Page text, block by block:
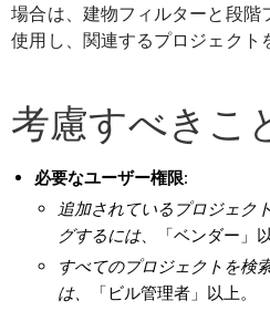
場合は、建物フィルターと段階
使用し、関連するプロジェクト
考慮すべきこ
必要なユーザー権限:
追加されているプロジェク
グするには、「ベンダー」
すべてのプロジェクトを検
は、
「ビル管理者」以上。